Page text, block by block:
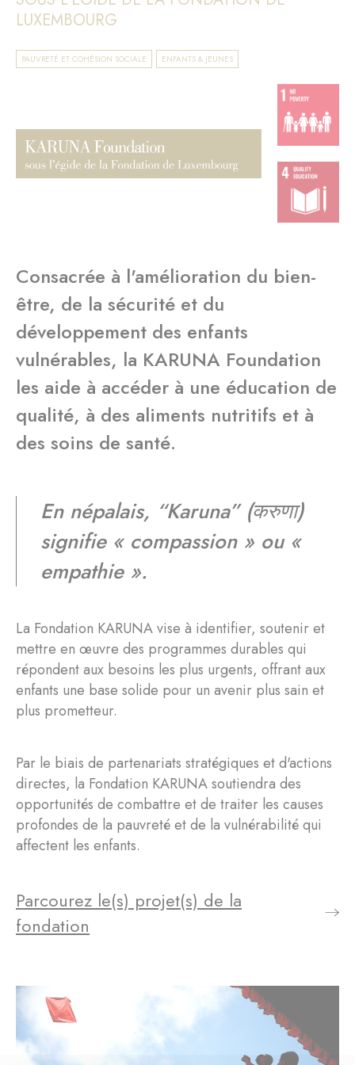
LUXEMBOURG
PAUVRETÉ ET COHÉSION SOCIALE ENFANTS & JEUNES
Consacrée à l'amélioration du bien-
être, de la sécurité et du
développement des enfants
vulnérables, la KARUNA Foundation
les aide à accéder à une éducation de
qualité, à des aliments nutritifs et à
des soins de santé.
En népalais, “Karuna” (करुणा)
signifie « compassion » ou «
empathie ».
La Fondation KARUNA vise à identifier, soutenir et
mettre en œuvre des programmes durables qui
répondent aux besoins les plus urgents, offrant aux
enfants une base solide pour un avenir plus sain et
plus prometteur.
Par le biais de partenariats stratégiques et d'actions
directes, la Fondation KARUNA soutiendra des
opportunités de combattre et de traiter les causes
profondes de la pauvreté et de la vulnérabilité qui
affectent les enfants.
Parcourez le(s) projet(s) de la
fondation